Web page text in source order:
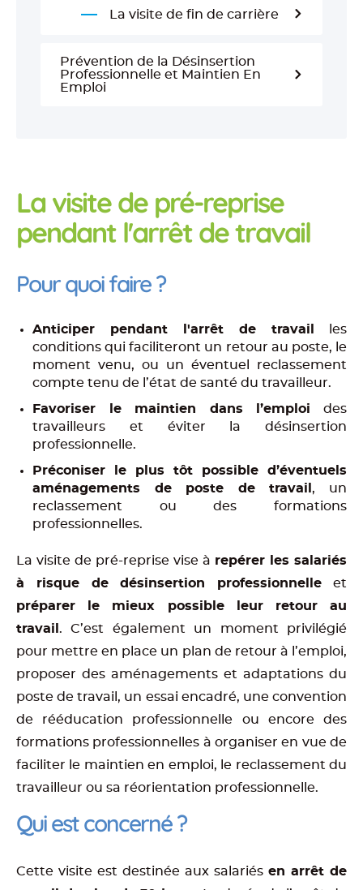
La visite de fin de carrière
Prévention de la Désinsertion
Professionnelle et Maintien En
Emploi
La visite de pré-reprise
pendant l'arrêt de travail
Pour quoi faire ?
Anticiper pendant l'arrêt de travail
les
conditions qui faciliteront un retour au poste, le
moment venu, ou un éventuel reclassement
compte tenu de l’état de santé du travailleur.
Favoriser le maintien dans l’emploi des
travailleurs et éviter la désinsertion
professionnelle.
Préconiser le plus tôt possible d’éventuels
aménagements de poste de travail, un
reclassement ou des formations
professionnelles.
La visite de pré-reprise vise à repérer les salariés
à risque de désinsertion professionnelle et
préparer le mieux possible leur retour au
travail . C’est également un moment privilégié
pour mettre en place un plan de retour à l’emploi,
proposer des aménagements et adaptations du
poste de travail, un essai encadré, une convention
de rééducation professionnelle ou encore des
formations professionnelles à organiser en vue de
faciliter le maintien en emploi, le reclassement du
travailleur ou sa réorientation professionnelle.
Qui est concerné ?
Cette visite est destinée aux salariés en arrêt de